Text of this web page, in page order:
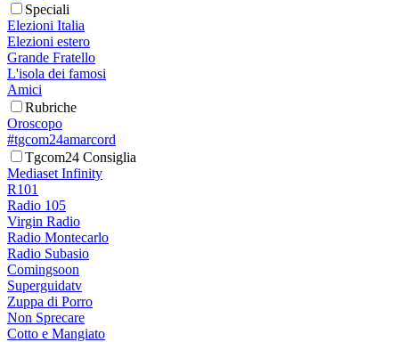
Speciali
Elezioni Italia
Elezioni estero
Grande Fratello
L'isola dei famosi
Amici
Rubriche
Oroscopo
#tgcom24amarcord
Tgcom24 Consiglia
Mediaset Infinity
R101
Radio 105
Virgin Radio
Radio Montecarlo
Radio Subasio
Comingsoon
Superguidatv
Zuppa di Porro
Non Sprecare
Cotto e Mangiato